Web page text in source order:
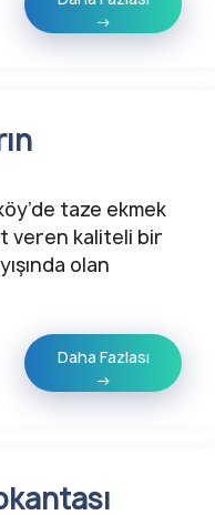
→
taze ekmek
veren kaliteli bir
olan
Daha Fazlası
→